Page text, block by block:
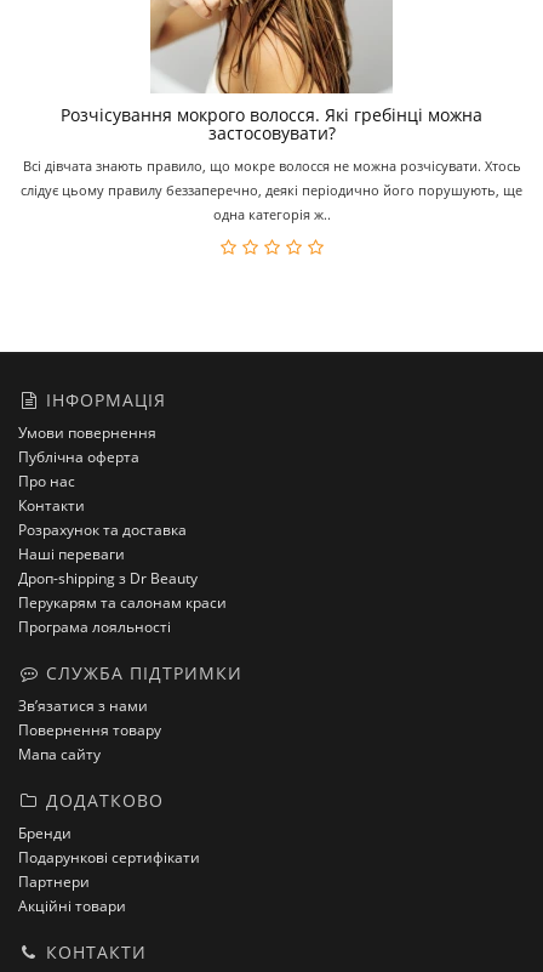
Розчісування мокрого волосся. Які гребінці можна
застосовувати?
Всі дівчата знають правило, що мокре волосся не можна розчісувати. Хтось
слідує цьому правилу беззаперечно, деякі періодично його порушують, ще
одна категорія ж..
ІНФОРМАЦІЯ
Умови повернення
Публічна оферта
Про нас
Контакти
Розрахунок та доставка
Наші переваги
Дроп-shipping з Dr Beauty
Перукарям та салонам краси
Програма лояльності
СЛУЖБА ПІДТРИМКИ
Зв’язатися з нами
Повернення товару
Мапа сайту
ДОДАТКОВО
Бренди
Подарункові сертифікати
Партнери
Акційні товари
КОНТАКТИ